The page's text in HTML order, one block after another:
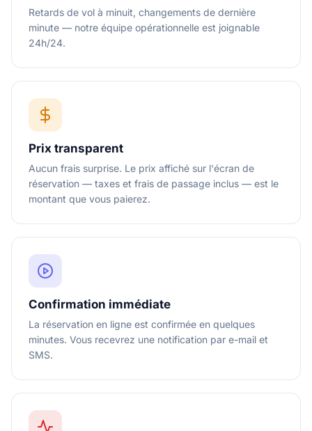
Retards de vol à minuit, changements de dernière
minute — notre équipe opérationnelle est joignable
24h/24.
Prix transparent
Aucun frais surprise. Le prix affiché sur l'écran de
réservation — taxes et frais de passage inclus — est le
montant que vous paierez.
Confirmation immédiate
La réservation en ligne est confirmée en quelques
minutes. Vous recevrez une notification par e-mail et
SMS.